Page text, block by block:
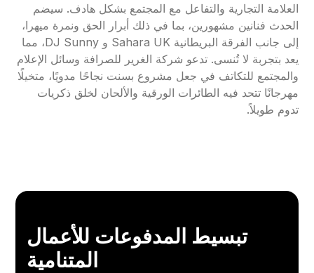
العلامة التجارية والتفاعل مع المجتمع بشكل هادف. سيضم
الحدث فنانين مشهورين، بما في ذلك أبرار الحق ونمرة ميهرا،
إلى جانب الفرقة البريطانية Sahara UK و DJ Sunny، مما
يعد بتجربة لا تُنسى. تدعو شركة الغرير للصرافة وسائل الإعلام
والمجتمع للتكاتف في جعل مشروع بسنت نجاحًا مدويًا، متخيلًا
مهرجانًا تتحد فيه الطائرات الورقية والألحان لخلق ذكريات
تدوم طويلاً.
تبسيط المدفوعات للأعمال
المتنامية